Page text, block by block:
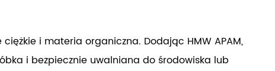
i materia organiczna. Dodając HMW APAM,
i bezpiecznie uwalniana do środowiska lub